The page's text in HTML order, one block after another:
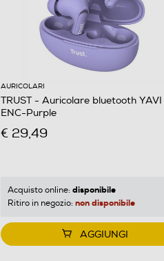
AURICOLARI
TRUST - Auricolare bluetooth YAVI
ENC-Purple
€ 29,49
Acquisto online: disponibile
Ritiro in negozio: non disponibile
AGGIUNGI